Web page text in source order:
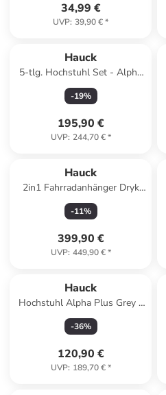
34,99 €
UVP: 39,90 €*
Hauck
5-tlg. Hochstuhl Set - Alpha
Move in braun,beige
-19%
195,90 €
UVP: 244,70 €*
Hauck
2in1 Fahrradanhänger Dryk
Duo für 2 in grau,schwarz
-11%
399,90 €
UVP: 449,90 €*
Hauck
Hochstuhl Alpha Plus Grey -
im Sparset in gray
-36%
120,90 €
UVP: 189,70 €*